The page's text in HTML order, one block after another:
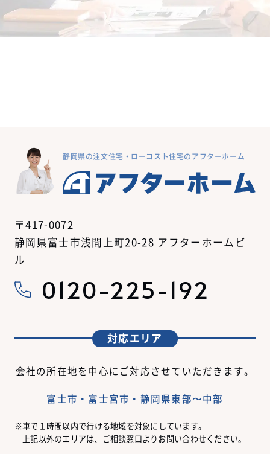
静岡県の注文住宅・ローコスト住宅のアフターホーム
〒417-0072
静岡県富士市浅間上町20-28 アフターホームビ
ル
0120-225-192
対応エリア
会社の所在地を中心にご対応させていただきます。
富士市・富士宮市・静岡県東部〜中部
車で１時間以内で行ける地域を対象にしています。
上記以外のエリアは、ご相談窓口よりお問い合わせください。